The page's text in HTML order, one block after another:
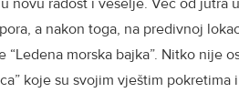
novu radost i veselje. Već od jutra
a nakon toga, na predivnoj
morska bajka”. Nitko nije
koje su svojim vještim pokretima